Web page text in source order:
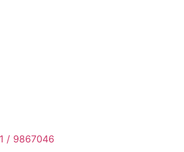
/ 9867046